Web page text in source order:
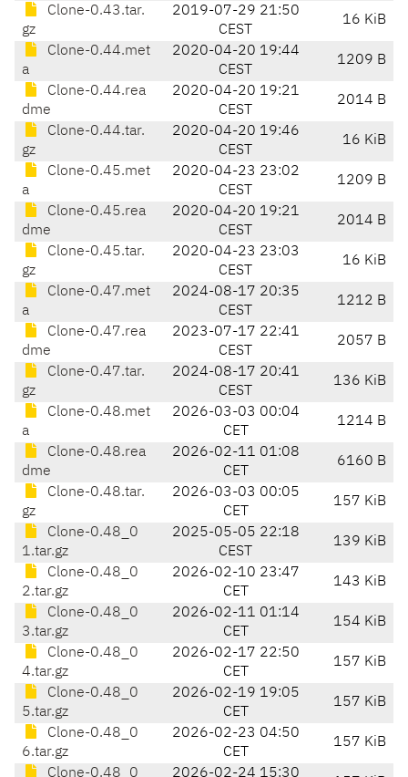
Clone-0.43.tar.
gz
2019-07-29 21:50
CEST
16 KiB
Clone-0.44.met
a
2020-04-20 19:44
CEST
1209 B
Clone-0.44.rea
dme
2020-04-20 19:21
CEST
2014 B
Clone-0.44.tar.
gz
2020-04-20 19:46
CEST
16 KiB
Clone-0.45.met
a
2020-04-23 23:02
CEST
1209 B
Clone-0.45.rea
dme
2020-04-20 19:21
CEST
2014 B
Clone-0.45.tar.
gz
2020-04-23 23:03
CEST
16 KiB
Clone-0.47.met
a
2024-08-17 20:35
CEST
1212 B
Clone-0.47.rea
dme
2023-07-17 22:41
CEST
2057 B
Clone-0.47.tar.
gz
2024-08-17 20:41
CEST
136 KiB
Clone-0.48.met
a
2026-03-03 00:04
CET
1214 B
Clone-0.48.rea
dme
2026-02-11 01:08
CET
6160 B
Clone-0.48.tar.
gz
2026-03-03 00:05
CET
157 KiB
Clone-0.48_0
1.tar.gz
2025-05-05 22:18
CEST
139 KiB
Clone-0.48_0
2.tar.gz
2026-02-10 23:47
CET
143 KiB
Clone-0.48_0
3.tar.gz
2026-02-11 01:14
CET
154 KiB
Clone-0.48_0
4.tar.gz
2026-02-17 22:50
CET
157 KiB
Clone-0.48_0
5.tar.gz
2026-02-19 19:05
CET
157 KiB
Clone-0.48_0
6.tar.gz
2026-02-23 04:50
CET
157 KiB
Clone-0.48_0 2026-02-24 15:30